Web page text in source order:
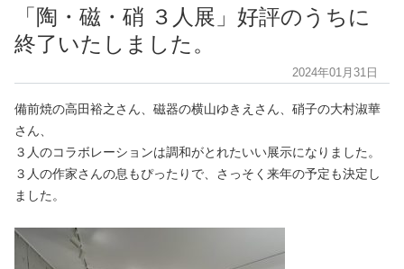
「陶・磁・硝 ３人展」好評のうちに
終了いたしました。
2024年01月31日
備前焼の高田裕之さん、磁器の横山ゆきえさん、硝子の大村淑華
さん、
３人のコラボレーションは調和がとれたいい展示になりました。
３人の作家さんの息もぴったりで、さっそく来年の予定も決定し
ました。